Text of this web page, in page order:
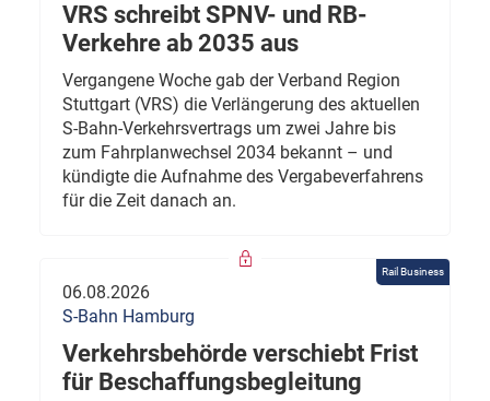
VRS schreibt SPNV- und RB-
Verkehre ab 2035 aus
Vergangene Woche gab der Verband Region
Stuttgart (VRS) die Verlängerung des aktuellen
S-Bahn-Verkehrsvertrags um zwei Jahre bis
zum Fahrplanwechsel 2034 bekannt – und
kündigte die Aufnahme des Vergabeverfahrens
für die Zeit danach an.
Rail Business
06.08.2026
S-Bahn Hamburg
Verkehrsbehörde verschiebt Frist
für Beschaffungsbegleitung